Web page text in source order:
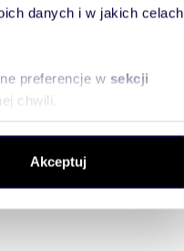
danych i w jakich celach
preferencje w sekcji
chwili.
społecznościowym,
od Ciebie lub
Akceptuj